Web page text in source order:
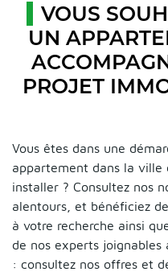
VOUS
UN
PROJET
Vous êtes dans une
appartement dans la ville
installer ? Consultez nos
alentours, et bénéficiez
à votre recherche ainsi
de nos experts joignables
: consultez nos offres et